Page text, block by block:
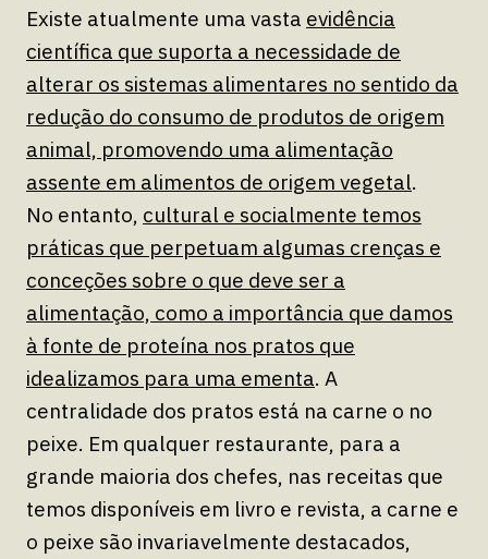
Existe atualmente uma vasta evidência
científica que suporta a necessidade de
alterar os sistemas alimentares no sentido da
redução do consumo de produtos de origem
animal, promovendo uma alimentação
assente em alimentos de origem vegetal.
No entanto, cultural e socialmente temos
práticas que perpetuam algumas crenças e
conceções sobre o que deve ser a
alimentação, como a importância que damos
à fonte de proteína nos pratos que
idealizamos para uma ementa. A
centralidade dos pratos está na carne o no
peixe. Em qualquer restaurante, para a
grande maioria dos chefes, nas receitas que
temos disponíveis em livro e revista, a carne e
o peixe são invariavelmente destacados,